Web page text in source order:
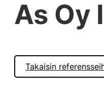
As Oy
Takaisin